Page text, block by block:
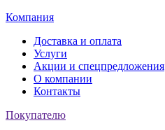
Компания
Доставка и оплата
Услуги
Акции и спецпредложения
О компании
Контакты
Покупателю